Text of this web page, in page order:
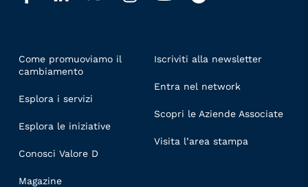
Come promuoviamo il
cambiamento
Esplora i servizi
Esplora le iniziative
Conosci Valore D
Magazine
Iscriviti alla newsletter
Entra nel network
Scopri le Aziende Associate
Visita l’area stampa